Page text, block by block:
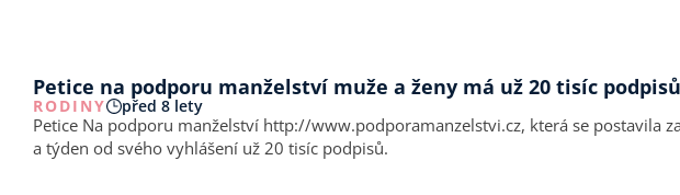
Petice na podporu manželství muže a ženy má už 20 tisíc
RODINY před 8 lety
Petice Na podporu manželství http://www.podporamanzelstvi.cz, která se postavila
a týden od svého vyhlášení už 20 tisíc podpisů.